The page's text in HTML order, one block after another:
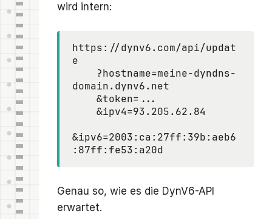
wird intern:
https://dynv6.com/api/updat
e
domain.dynv6.net
&ipv6=2003:ca:27ff:39b:aeb6
Genau so, wie es die DynV6-API
erwartet.